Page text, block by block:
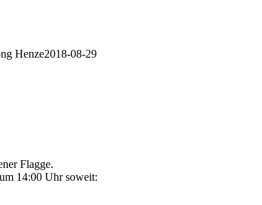
Henze2018-08-29
Flagge.
14:00 Uhr soweit: